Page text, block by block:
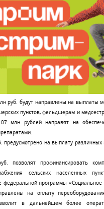
руб. будут направлены на выплаты
пунктов, фельдшерам и
млн рублей направят на
предусмотрено на выплату различных
позволят профинансировать
сельских населенных
федеральной программы «Социальное
на оплату
в дальнейшем более